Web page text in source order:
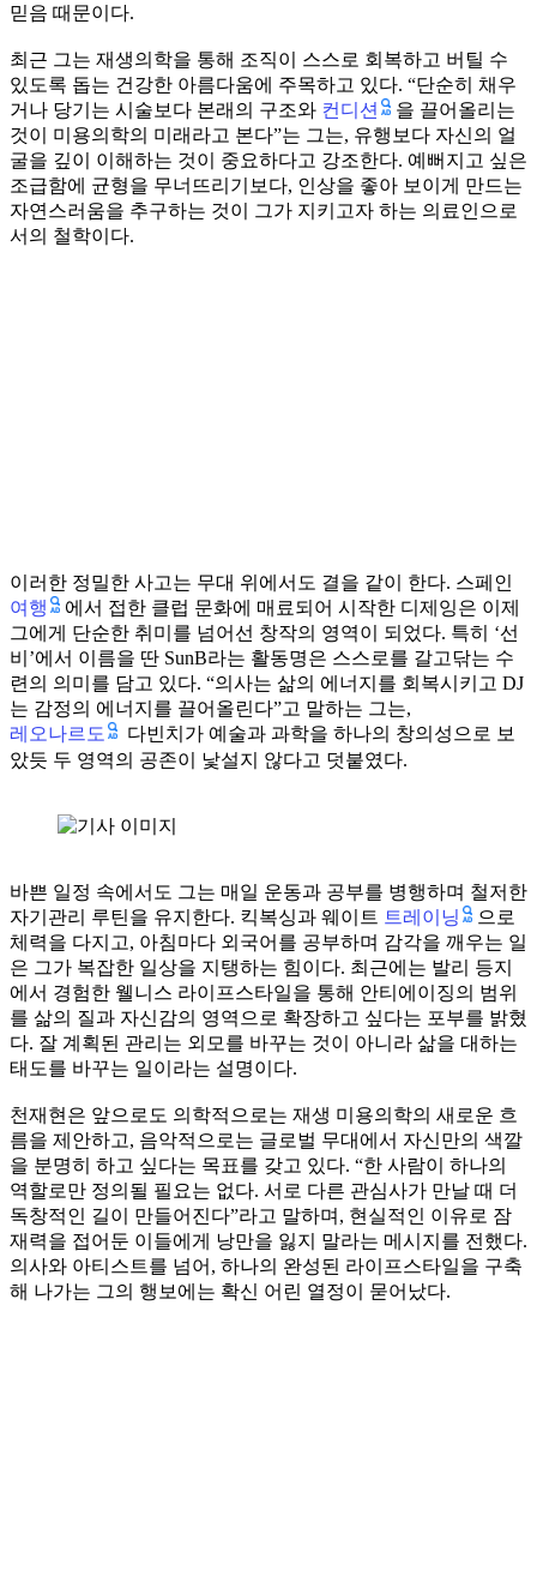
믿음 때문이다.
최근 그는 재생의학을 통해 조직이 스스로 회복하고 버틸 수
있도록 돕는 건강한 아름다움에 주목하고 있다. “단순히 채우
거나 당기는 시술보다 본래의 구조와 컨디션
을 끌어올리는
것이 미용의학의 미래라고 본다”는 그는, 유행보다 자신의 얼
굴을 깊이 이해하는 것이 중요하다고 강조한다. 예뻐지고 싶은
조급함에 균형을 무너뜨리기보다, 인상을 좋아 보이게 만드는
자연스러움을 추구하는 것이 그가 지키고자 하는 의료인으로
서의 철학이다.
이러한 정밀한 사고는 무대 위에서도 결을 같이 한다. 스페인
여행
에서 접한 클럽 문화에 매료되어 시작한 디제잉은 이제
그에게 단순한 취미를 넘어선 창작의 영역이 되었다. 특히 ‘선
비’에서 이름을 딴 SunB라는 활동명은 스스로를 갈고닦는 수
련의 의미를 담고 있다. “의사는 삶의 에너지를 회복시키고 DJ
는 감정의 에너지를 끌어올린다”고 말하는 그는,
레오나르도
다빈치가 예술과 과학을 하나의 창의성으로 보
았듯 두 영역의 공존이 낯설지 않다고 덧붙였다.
바쁜 일정 속에서도 그는 매일 운동과 공부를 병행하며 철저한
자기관리 루틴을 유지한다. 킥복싱과 웨이트 트레이닝
으로
체력을 다지고, 아침마다 외국어를 공부하며 감각을 깨우는 일
은 그가 복잡한 일상을 지탱하는 힘이다. 최근에는 발리 등지
에서 경험한 웰니스 라이프스타일을 통해 안티에이징의 범위
를 삶의 질과 자신감의 영역으로 확장하고 싶다는 포부를 밝혔
다. 잘 계획된 관리는 외모를 바꾸는 것이 아니라 삶을 대하는
태도를 바꾸는 일이라는 설명이다.
천재현은 앞으로도 의학적으로는 재생 미용의학의 새로운 흐
름을 제안하고, 음악적으로는 글로벌 무대에서 자신만의 색깔
을 분명히 하고 싶다는 목표를 갖고 있다. “한 사람이 하나의
역할로만 정의될 필요는 없다. 서로 다른 관심사가 만날 때 더
독창적인 길이 만들어진다”라고 말하며, 현실적인 이유로 잠
재력을 접어둔 이들에게 낭만을 잃지 말라는 메시지를 전했다.
의사와 아티스트를 넘어, 하나의 완성된 라이프스타일을 구축
해 나가는 그의 행보에는 확신 어린 열정이 묻어났다.